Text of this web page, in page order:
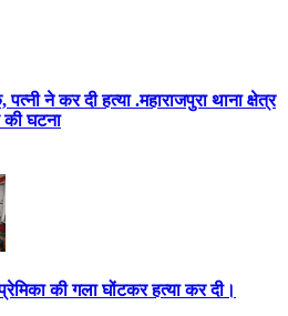
ने कर दी हत्या .महाराजपुरा थाना क्षेत्र
की घटना
की गला घोंटकर हत्या कर दी।